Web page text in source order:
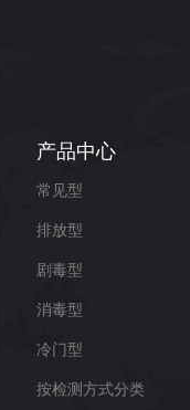
产品中心
常见型
排放型
剧毒型
消毒型
冷门型
按检测方式分类